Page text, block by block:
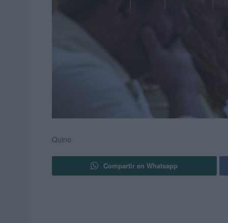
Quino
Compartir en Whatsapp